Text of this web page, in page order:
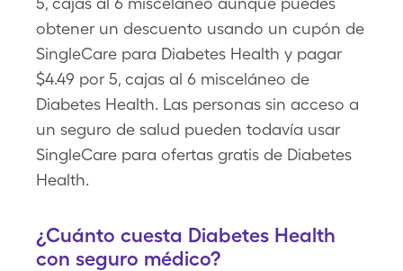
obtener un descuento usando un cupón de
SingleCare para Diabetes Health y pagar
$4.49 por 5, cajas al 6 misceláneo de
Diabetes Health. Las personas sin acceso a
un seguro de salud pueden todavía usar
SingleCare para ofertas gratis de Diabetes
Health.
¿Cuánto cuesta Diabetes Health
con seguro médico?